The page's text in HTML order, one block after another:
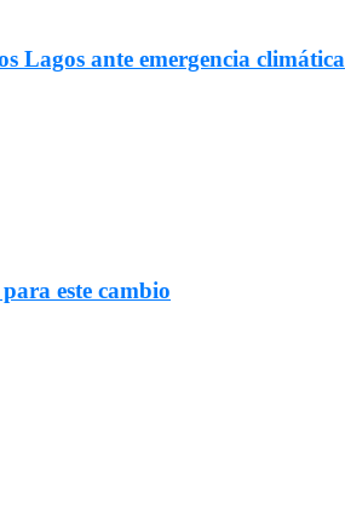
Lagos ante emergencia climática
este cambio